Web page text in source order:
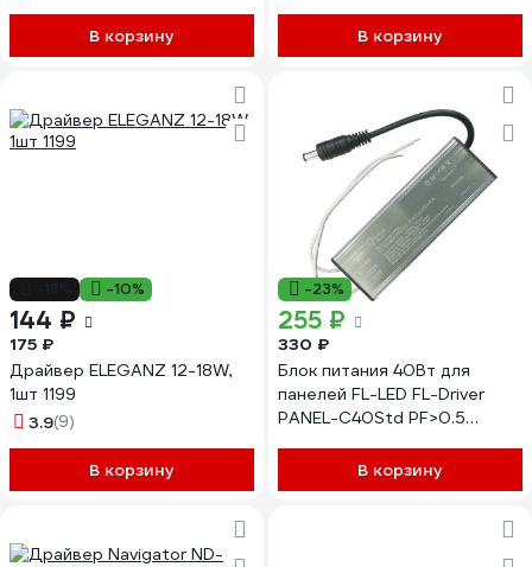
В корзину В корзину
-10%
144 ₽
175 ₽
Драйвер ELEGANZ 12-18W,
1шт 1199
3.9(9)
В корзину
-23%
255 ₽
330 ₽
Блок питания 40Вт для
панелей FL-LED FL-Driver
PANEL-C40Std PF>0.5
В корзину